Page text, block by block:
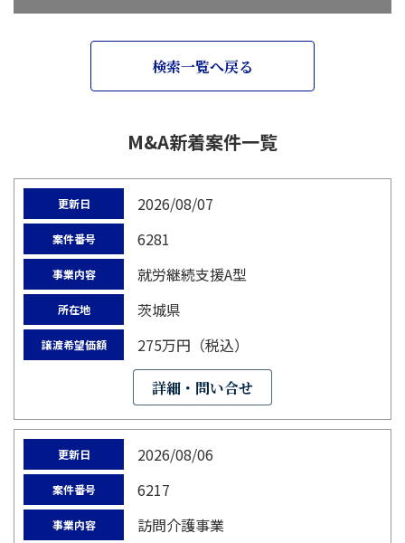
検索一覧へ戻る
M&A新着案件一覧
更新日 2026/08/07
案件番号 6281
事業内容 就労継続支援A型
所在地 茨城県
譲渡希望価額 275万円（税込）
詳細・問い合せ
更新日 2026/08/06
案件番号 6217
事業内容 訪問介護事業